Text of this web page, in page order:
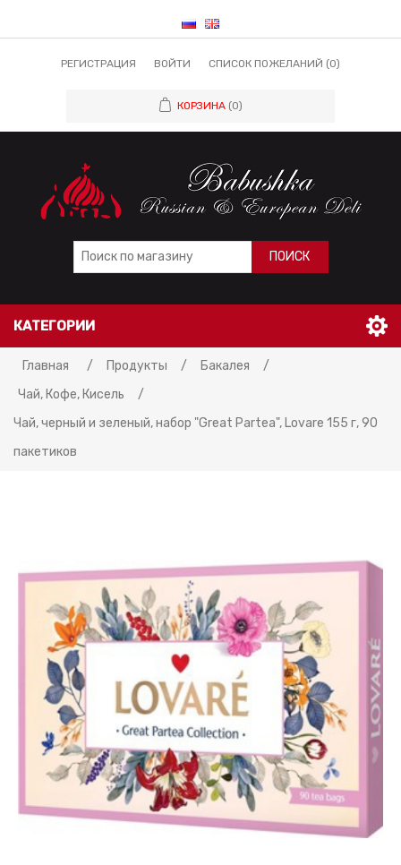
РЕГИСТРАЦИЯ ВОЙТИ СПИСОК ПОЖЕЛАНИЙ (0)
КОРЗИНА (0)
ПОИСК
КАТЕГОРИИ
Главная / Продукты / Бакалея
/
Чай, Кофе, Кисель
/
Чай, черный и зеленый, набор "Great Partea", Lovare 155 г, 90
пакетиков